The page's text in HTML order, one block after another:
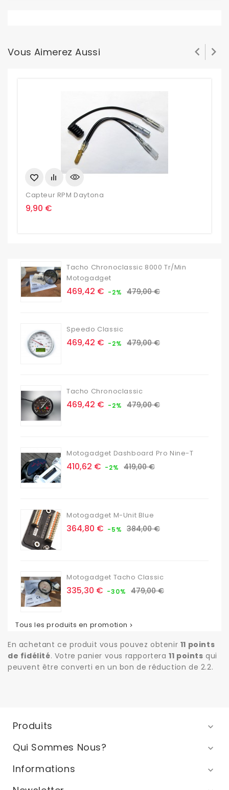
Vous Aimerez Aussi
Capteur RPM Daytona
Prix
9,90 €
 
Tacho Chronoclassic 8000 Tr/min
Motogadget
Prix
469,42 € -2% Prix
479,00 €
Speedo Classic
Prix
469,42 € -2% Prix
479,00 €
Tacho Chronoclassic
Prix
469,42 € -2% Prix
479,00 €
Motogadget Dashboard Pro Nine-T
Prix
410,62 € -2% Prix
419,00 €
Motogadget M-Unit Blue
Prix
364,80 € -5% Prix
384,00 €
Motogadget Tacho Classic
Prix
335,30 € -30% Prix
479,00 €
Tous les produits en promotion 
En achetant ce produit vous pouvez obtenir 11 points
de fidélité. Votre panier vous rapportera11 points qui
peuvent être converti en un bon de réduction de 2.2.
Produits 
Qui Sommes Nous? 
Informations 